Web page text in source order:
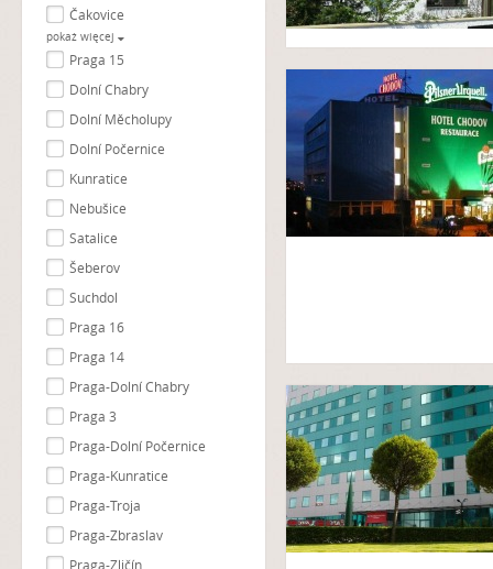
Čakovice
pokaż więcej
Praga 15
Dolní Chabry
Dolní Měcholupy
Dolní Počernice
Kunratice
Nebušice
Satalice
Šeberov
Suchdol
Praga 16
Praga 14
Praga-Dolní Chabry
Praga 3
Praga-Dolní Počernice
Praga-Kunratice
Praga-Troja
Praga-Zbraslav
Praga-Zličín